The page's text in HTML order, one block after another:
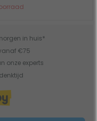
in huis*
€75
onze experts